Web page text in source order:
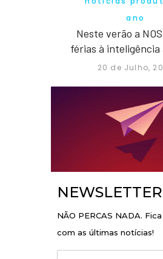
ano
Neste verão a
férias à
20 de Julho,
NEWSLETTER
NÃO PERCAS NADA.
com as últimas notícias!